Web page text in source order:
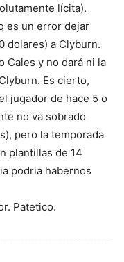
lícita).
es un error dejar
dolares) a Clyburn.
Cales y no dará ni la
Es cierto,
jugador de hace 5 o
no va sobrado
pero la temporada
plantillas de 14
podria habernos
Patetico.